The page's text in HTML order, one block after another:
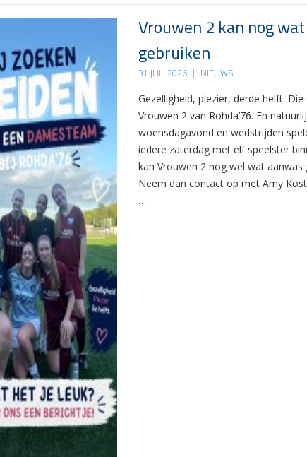
Vrouwen 2 kan nog
gebruiken
31 JULI 2026 | NIEUWS
Gezelligheid, plezier, derde helft.
Vrouwen 2 van Rohda’76. En
woensdagavond en wedstrijden
iedere zaterdag met elf speelster
kan Vrouwen 2 nog wel wat
Neem dan contact op met Amy
…